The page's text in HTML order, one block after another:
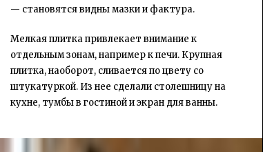
— становятся видны мазки и фактура.
Мелкая плитка привлекает внимание к
отдельным зонам, например к печи. Крупная
плитка, наоборот, сливается по цвету со
штукатуркой. Из нее сделали столешницу на
кухне, тумбы в гостиной и экран для ванны.